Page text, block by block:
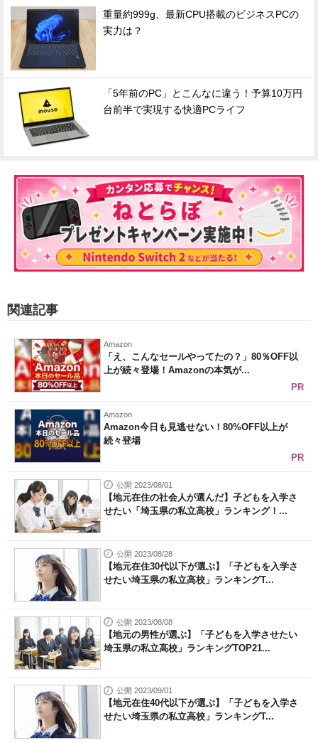
重量約999g、最新CPU搭載のビジネスPCの
実力は？
「5年前のPC」とこんなに違う！予算10万円
台前半で実現する快適PCライフ
関連記事
Amazon
「え、こんなセールやってたの？」80％OFF以
上が続々登場！Amazonの本気が...
PR
Amazon
Amazon今日も見逃せない！80%OFF以上が
続々登場
PR
公開 2023/08/01
【地元在住の社会人が選んだ】子どもを入学さ
せたい「埼玉県の私立高校」ランキング！...
公開 2023/08/28
【地元在住30代以下が選ぶ】「子どもを入学さ
せたい埼玉県の私立高校」ランキングT...
公開 2023/08/08
【地元の男性が選ぶ】「子どもを入学させたい
埼玉県の私立高校」ランキングTOP21...
公開 2023/09/01
【地元在住40代以下が選ぶ】「子どもを入学さ
せたい埼玉県の私立高校」ランキングT...